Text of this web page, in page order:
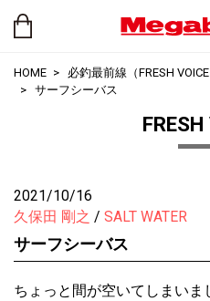
HOME 必釣最前線（FRESH VOICE
サーフシーバス
2021/10/16
久保田 剛之
SALT WATER
サーフシーバス
ちょっと間が空いてしまいま